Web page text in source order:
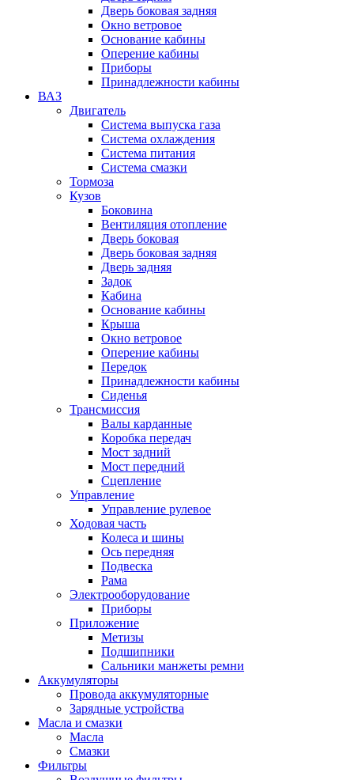
Дверь боковая задняя
Окно ветровое
Основание кабины
Оперение кабины
Приборы
Принадлежности кабины
ВАЗ
Двигатель
Система выпуска газа
Система охлаждения
Система питания
Система смазки
Тормоза
Кузов
Боковина
Вентиляция отопление
Дверь боковая
Дверь боковая задняя
Дверь задняя
Задок
Кабина
Основание кабины
Крыша
Окно ветровое
Оперение кабины
Передок
Принадлежности кабины
Сиденья
Трансмиссия
Валы карданные
Коробка передач
Мост задний
Мост передний
Сцепление
Управление
Управление рулевое
Ходовая часть
Колеса и шины
Ось передняя
Подвеска
Рама
Электрооборудование
Приборы
Приложение
Метизы
Подшипники
Сальники манжеты ремни
Аккумуляторы
Провода аккумуляторные
Зарядные устройства
Масла и смазки
Масла
Смазки
Фильтры